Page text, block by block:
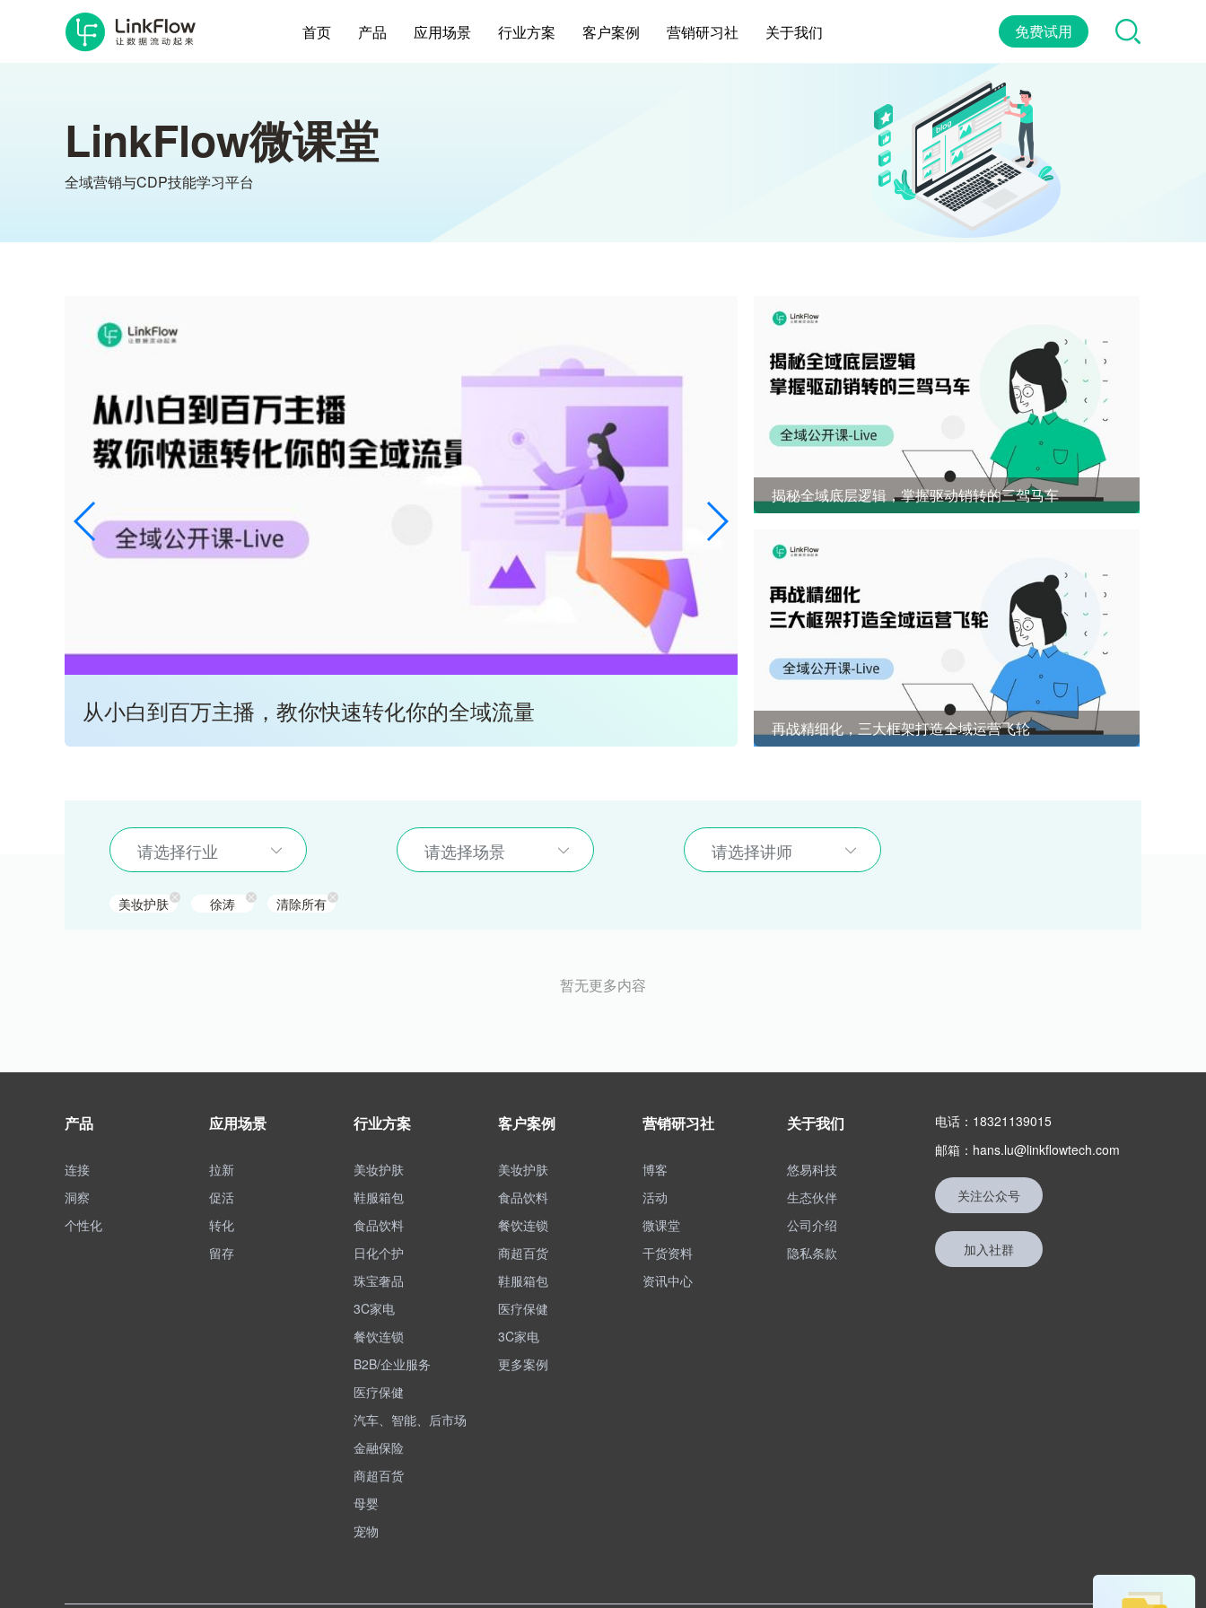
首页 产品 应用场景 行业方案 客户案例 营销研习社 关于我们 免费试用
LinkFlow微课堂
全域营销与CDP技能学习平台
从小白到百万主播，教你快速转化你的全域流量 全域开源社群兜底 前1%能悟到的社群成单策略
揭秘全域底层逻辑，掌握驱动销转的三驾马车
再战精细化，三大框架打造全域运营飞轮
请选择行业 请选择场景 请选择讲师
美妆护肤 徐涛 清除所有
暂无更多内容
产品
连接
洞察
个性化
应用场景
拉新
促活
转化
留存
行业方案
美妆护肤
鞋服箱包
食品饮料
日化个护
珠宝奢品
3C家电
餐饮连锁
B2B/企业服务
医疗保健
汽车、智能、后市场
金融保险
商超百货
母婴
宠物
客户案例
美妆护肤
食品饮料
餐饮连锁
商超百货
鞋服箱包
医疗保健
3C家电
更多案例
营销研习社
博客
活动
微课堂
干货资料
资讯中心
关于我们
悠易科技
生态伙伴
公司介绍
隐私条款
电话：18321139015
邮箱：hans.lu@linkflowtech.com
关注公众号
加入社群